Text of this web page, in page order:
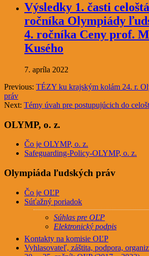
Výsledky 1. časti
ročníka Olympiády
4. ročníka Ceny prof.
Kusého
7. apríla 2022
Previous: TÉZY ku krajským kolám 24. r.
práv
Next: Témy úvah pre postupujúcich do
OLYMP, o. z.
Čo je OLYMP, o. z.
Safeguarding-Policy-OLYMP, o. z.
Olympiáda ľudských práv
Čo je OĽP
Súťažný poriadok
Súhlas pre OĽP
Elektronický podpis
Kontakty na komisie OĽP
Vyhlasovateľ, záštita, podpora,